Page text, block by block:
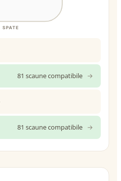
SPATE
81 scaune compatibile →
81 scaune compatibile →